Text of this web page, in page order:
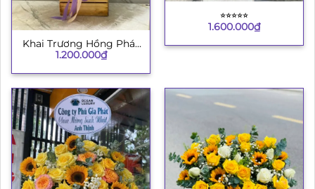
Khai Trương Hồng Phát
4
1.200.000₫
⭐︎⭐︎⭐︎⭐︎⭐︎
1.600.000₫